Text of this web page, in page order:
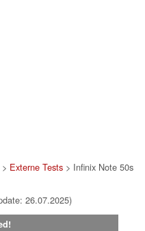
> Externe Tests > Infinix Note 50s
26.07.2025)